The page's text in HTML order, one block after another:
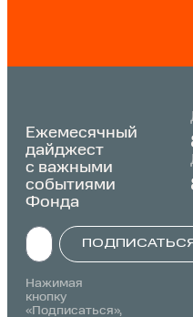
Ежемесячный
дайджест
с важными
событиями
Фонда
Нажимая
кнопку
«Подписаться»,